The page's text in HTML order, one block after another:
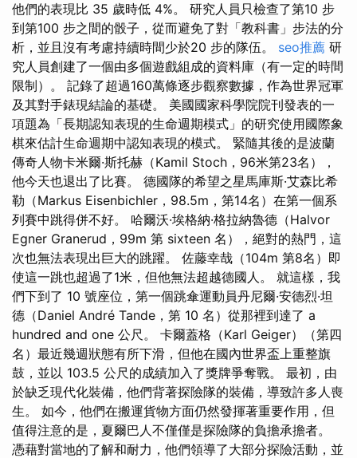
他們的表現比 35 歲時低 4%。 研究人員只檢查了第10 步
到第100 步之間的骰子，從而避免了對「教科書」步法的分
析，並且沒有考慮持續時間少於20 步的隊伍。 seo推薦 研
究人員創建了一個由多個遊戲組成的資料庫（有一定的時間
限制）。 記錄了超過160萬條逐步觀察數據，作為世界冠軍
及其對手錶現結論的基礎。 美國國家科學院院刊發表的一
項題為「長期認知表現的生命週期模式」的研究使用國際象
棋來估計生命週期中認知表現的模式。 緊隨其後的是波蘭
傳奇人物卡米爾·斯托赫（Kamil Stoch，96米第23名），
他今天也退出了比賽。 德國隊的希望之星馬庫斯·艾森比希
勒（Markus Eisenbichler，98.5m，第14名）在第一個系
列賽中跳得併不好。 哈爾沃·埃格納·格拉納魯德（Halvor
Egner Granerud，99m 第 sixteen 名），絕對的熱門，這
次也無法表現出巨大的跳躍。 佐藤幸哉（104m 第8名）即
使這一跳也超過了1米，但他無法超越德國人。 就這樣，我
們下到了 10 號座位，第一個跳傘運動員丹尼爾·安德烈·坦
德（Daniel André Tande，第 10 名）從那裡到達了 a
hundred and one 公尺。 卡爾蓋格（Karl Geiger）（第四
名）最近幾週狀態有所下滑，但他在國內世界盃上重整旗
鼓，並以 103.5 公尺的成績加入了獎牌爭奪戰。 最初，由
於缺乏現代化裝備，他們背著探險隊的裝備，導致許多人喪
生。 如今，他們在搬運貨物方面仍然發揮著重要作用，但
值得注意的是，夏爾巴人不僅僅是探險隊的負擔承擔者。
憑藉對當地的了解和耐力，他們領導了大部分探險活動，並